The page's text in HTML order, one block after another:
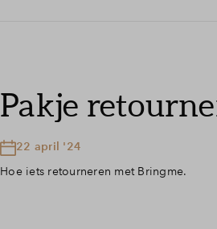
Pakje
22 april '24
Hoe iets retourneren met Bringme.